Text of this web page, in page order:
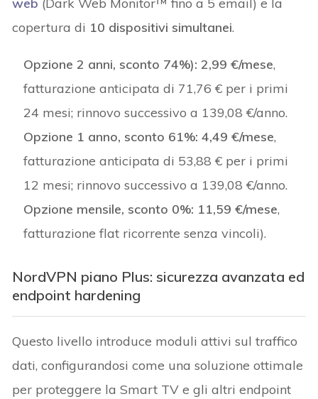
copertura di 10 dispositivi simultanei.
Opzione 2 anni, sconto 74%): 2,99 €/mese,
fatturazione anticipata di 71,76 € per i primi
24 mesi; rinnovo successivo a 139,08 €/anno.
Opzione 1 anno, sconto 61%: 4,49 €/mese,
fatturazione anticipata di 53,88 € per i primi
12 mesi; rinnovo successivo a 139,08 €/anno.
Opzione mensile, sconto 0%: 11,59 €/mese,
fatturazione flat ricorrente senza vincoli).
NordVPN piano Plus: sicurezza avanzata ed
endpoint hardening
Questo livello introduce moduli attivi sul traffico
dati, configurandosi come una soluzione ottimale
per proteggere la Smart TV e gli altri endpoint